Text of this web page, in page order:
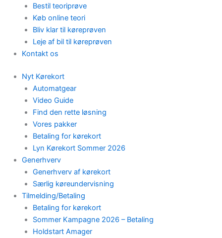
Bestil teoriprøve
Køb online teori
Bliv klar til køreprøven
Leje af bil til køreprøven
Kontakt os
Nyt Kørekort
Automatgear
Video Guide
Find den rette løsning
Vores pakker
Betaling for kørekort
Lyn Kørekort Sommer 2026
Generhverv
Generhverv af kørekort
Særlig køreundervisning
Tilmelding/Betaling
Betaling for kørekort
Sommer Kampagne 2026 – Betaling
Holdstart Amager